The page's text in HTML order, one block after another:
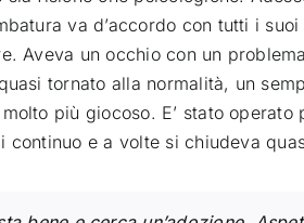
va d’accordo con tutti i
Aveva un occhio con un
tornato alla normalità, un
più giocoso. E’ stato
continuo e a volte si chiudeva